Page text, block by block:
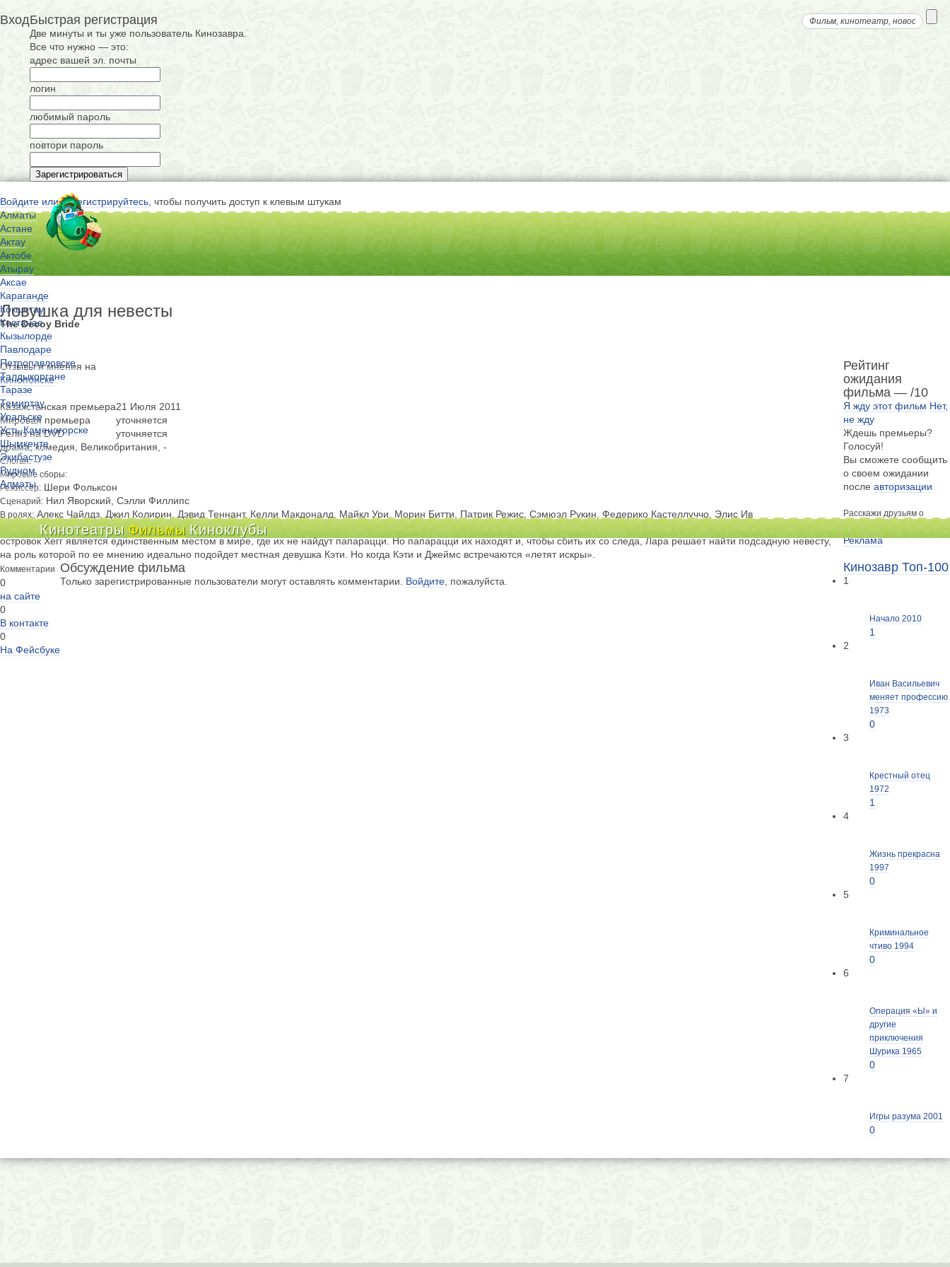
ВходБыстрая регистрация
Две минуты и ты уже пользователь Кинозавра.
Все что нужно — это:
адрес вашей эл. почты
логин
любимый пароль
повтори пароль
Войдите или зарегистрируйтесь , чтобы получить доступ к клевым штукам
Алматы
Астане
Актау
Актобе
Атырау
Аксае
Караганде
Кокшетау
Костанае
Кызылорде
Павлодаре
Петропавловске
Талдыкоргане
Таразе
Темиртау
Уральске
Усть-Каменогорске
Шымкенте
Экибастузе
Рудном
Алматы
Кинотеатры Фильмы Киноклубы
Ловушка для невесты
The Decoy Bride
Отзывы и мнения на
Кинопоиске
Казахстанская премьера21 Июля 2011
Мировая премьера
уточняется
Релиз на DVD
уточняется
драма, комедия, Великобритания, -
Слоган:-
Мировые сборы:
Режиссер:Шери Фольксон
Сценарий: Нил Яворский, Сэлли Филлипс
В ролях: Алекс Чайлдз, Джил Колирин, Дэвид Теннант, Келли Макдоналд, Майкл Ури, Морин Битти, Патрик Режис, Сэмюэл Рукин, Федерико Кастеллуччо, Элис Ив
Фильм рассказывает об актрисе-суперзвезде Ларе, которая хочет выйти замуж за своего привлекательного британского бойфренда Джеймса и считает, что сонный шотландский
островок Хегг является единственным местом в мире, где их не найдут папарацци. Но папарацци их находят и, чтобы сбить их со следа, Лара решает найти подсадную невесту,
на роль которой по ее мнению идеально подойдет местная девушка Кэти. Но когда Кэти и Джеймс встречаются «летят искры».
Комментарии
0
на сайте
0
В контакте
0
На Фейсбуке
Обсуждение фильма
Только зарегистрированные пользователи могут оставлять комментарии. Войдите , пожалуйста.
Рейтинг
ожидания
фильма — /10
Я жду этот фильм Нет,
не жду
Ждешь премьеры?
Голосуй!
Вы сможете сообщить
о своем ожидании
после авторизации
Расскажи друзьям о
Реклама
Кинозавр Топ-100
1
Начало 2010
1
2
Иван Васильевич
меняет профессию
1973
0
3
Крестный отец
1972
1
4
Жизнь прекрасна
1997
0
5
Криминальное
чтиво 1994
0
6
Операция «Ы» и
другие
приключения
Шурика 1965
0
7
Игры разума 2001
0